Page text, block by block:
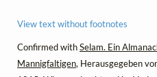
View text without footnotes
Confirmed withSelam. Ein
Mannigfaltigen, Herausgegeben